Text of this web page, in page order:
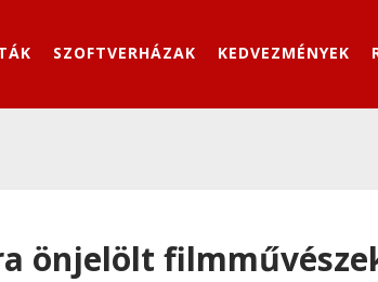
SZOFTVERHÁZAK KEDVEZMÉNYEK
önjelölt